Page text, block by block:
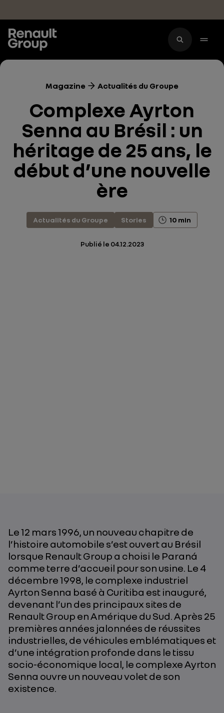
Magazine Actualités du Groupe
Complexe Ayrton
Senna au Brésil : un
héritage de 25 ans, le
début d’une nouvelle
ère
Actualités du Groupe Stories 10 min
Publié le 04.12.2023
Le 12 mars 1996, un nouveau chapitre de
l’histoire automobile s’est ouvert au Brésil
lorsque Renault Group a choisi le Paraná
comme terre d’accueil pour son usine. Le 4
décembre 1998, le complexe industriel
Ayrton Senna basé à Curitiba est inauguré,
devenant l’un des principaux sites de
Renault Group en Amérique du Sud. Après 25
premières années jalonnées de réussites
industrielles, de véhicules emblématiques et
d’une intégration profonde dans le tissu
socio-économique local, le complexe Ayrton
Senna ouvre un nouveau volet de son
existence.